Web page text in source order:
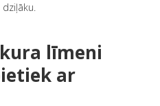
līmeni
ar